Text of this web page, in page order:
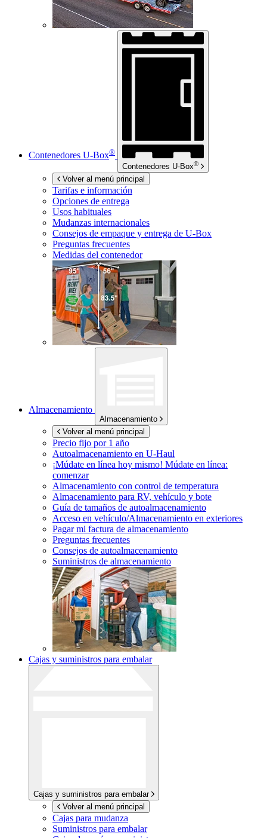
Contenedores U-Box®
Contenedores U-Box®
Volver al menú principal
Tarifas e información
Opciones de entrega
Usos habituales
Mudanzas internacionales
Consejos de empaque y entrega de U-Box
Preguntas frecuentes
Medidas del contenedor
Almacenamiento
Almacenamiento
Volver al menú principal
Precio fijo por 1 año
Autoalmacenamiento en U-Haul
¡Múdate en línea hoy mismo! Múdate en línea:
comenzar
Almacenamiento con control de temperatura
Almacenamiento para RV, vehículo y bote
Guía de tamaños de autoalmacenamiento
Acceso en vehículo/Almacenamiento en exteriores
Pagar mi factura de almacenamiento
Preguntas frecuentes
Consejos de autoalmacenamiento
Suministros de almacenamiento
Cajas y suministros para embalar
Cajas y suministros para embalar
Volver al menú principal
Cajas para mudanza
Suministros para embalar